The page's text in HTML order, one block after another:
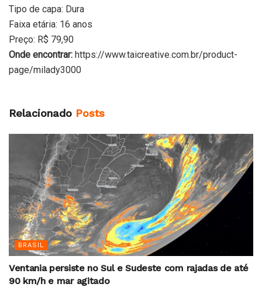
Tipo de capa: Dura
Faixa etária: 16 anos
Preço: R$ 79,90
Onde encontrar: https://www.taicreative.com.br/product-
page/milady3000
Relacionado Posts
BRASIL
Ventania persiste no Sul e Sudeste com rajadas de até
90 km/h e mar agitado